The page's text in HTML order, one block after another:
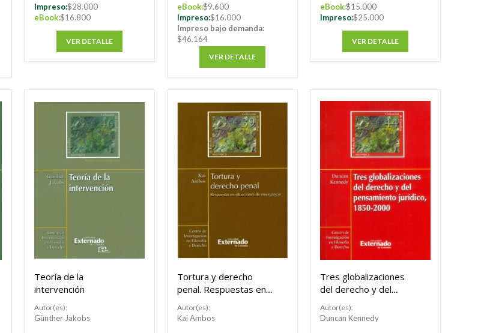
Impreso:$28.000
eBook:$16.800
VER DETALLE
eBook:$9.600
Impreso:$16.000
Impreso bajo demanda:
$46.164
VER DETALLE
eBook:$15.000
Impreso:$25.000
VER DETALLE
Teoría de la
intervención
Autor(es):
Günther Jakobs
Tortura y derecho
penal. Respuestas en
emergencia
Autor(es):
Kai Ambos
Tres globalizaciones
del derecho y del
1850-2000
Autor(es):
Duncan Kennedy